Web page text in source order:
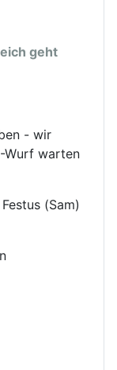
geht
- wir
Wurf warten
(Sam)